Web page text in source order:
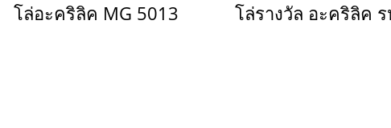
โล่อะคริลิค MG 5013